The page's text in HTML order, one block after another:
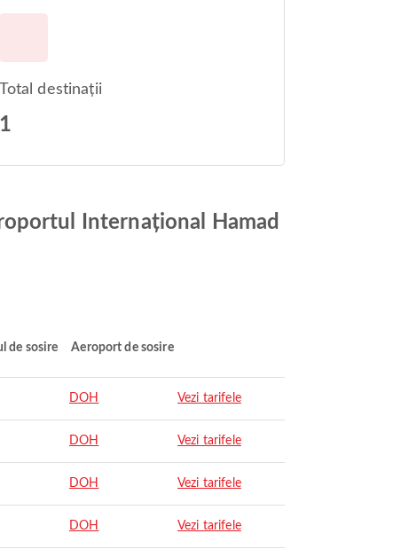
Total destinații
1
Internațional Hamad
de sosire Aeroport de sosire
DOH Vezi tarifele
DOH Vezi tarifele
DOH Vezi tarifele
DOH Vezi tarifele